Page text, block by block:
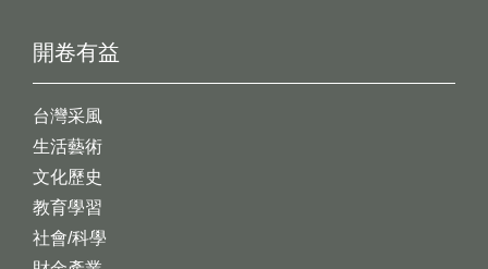
開卷有益
台灣采風
生活藝術
文化歷史
教育學習
社會/科學